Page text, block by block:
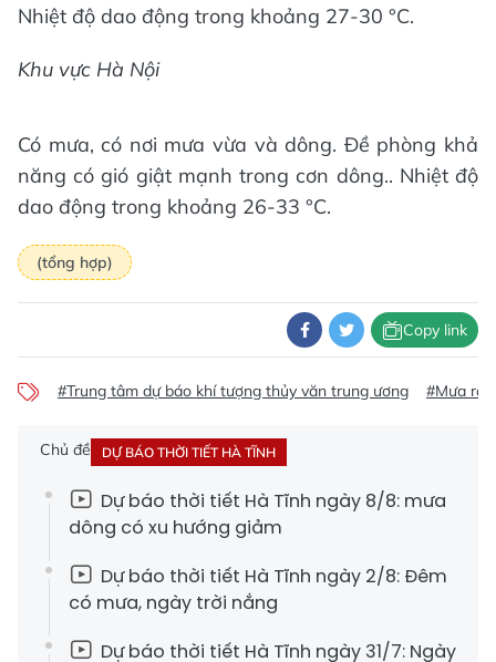
Nhiệt độ dao động trong khoảng 27-30 °C.
Khu vực Hà Nội
Có mưa, có nơi mưa vừa và dông. Đề phòng khả
năng có gió giật mạnh trong cơn dông.. Nhiệt độ
dao động trong khoảng 26-33 °C.
(tổng hợp)
Copy link
#Trung tâm dự báo khí tượng thủy văn trung ương #Mưa
Chủ đề DỰ BÁO THỜI TIẾT HÀ TĨNH
Dự báo thời tiết Hà Tĩnh ngày 8/8: mưa
dông có xu hướng giảm
Dự báo thời tiết Hà Tĩnh ngày 2/8: Đêm
có mưa, ngày trời nắng
Dự báo thời tiết Hà Tĩnh ngày 31/7: Ngày